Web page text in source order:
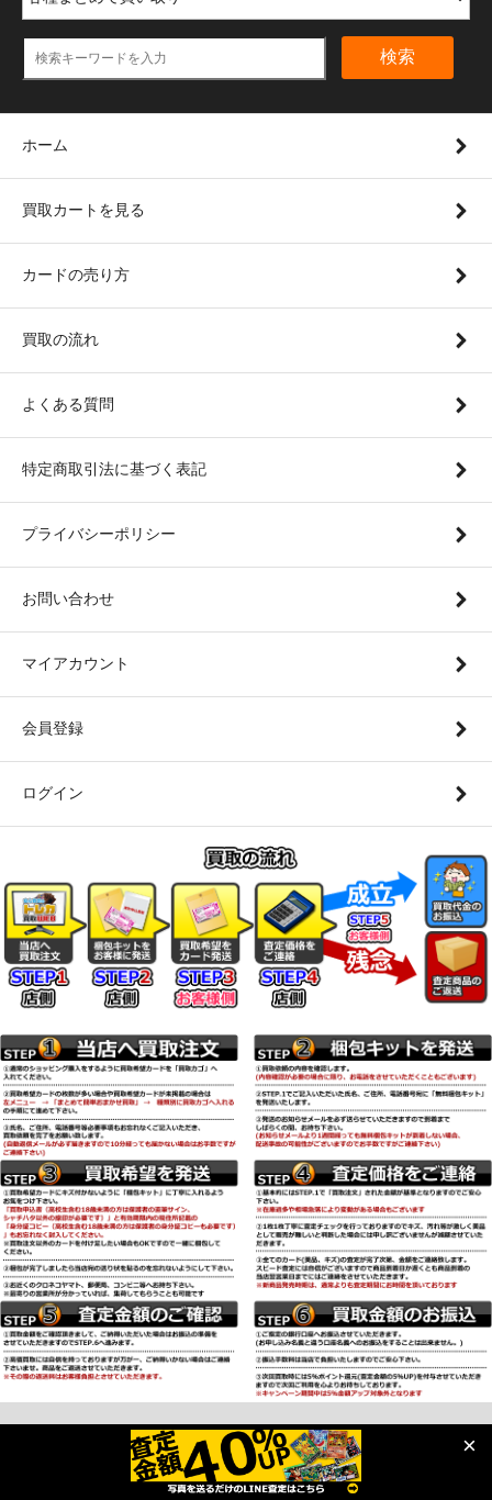
検索
ホーム
買取カートを見る
カードの売り方
買取の流れ
よくある質問
特定商取引法に基づく表記
プライバシーポリシー
お問い合わせ
マイアカウント
会員登録
ログイン
Copyright (C) 2018 kyupokeca-kaitori.com All Rights Reserved. ×